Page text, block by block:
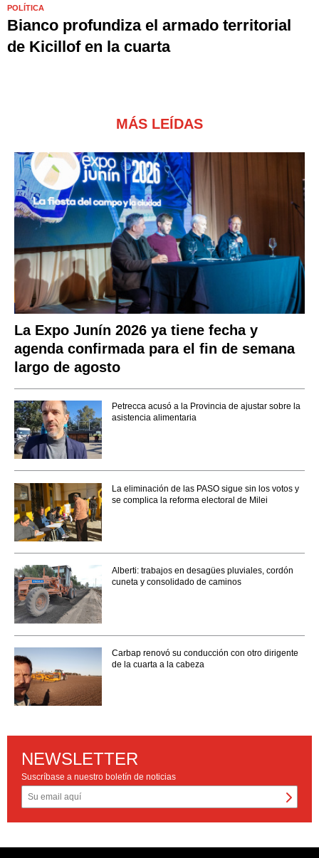
POLÍTICA
Bianco profundiza el armado territorial
de Kicillof en la cuarta
MÁS LEÍDAS
La Expo Junín 2026 ya tiene fecha y
agenda confirmada para el fin de semana
largo de agosto
Petrecca acusó a la Provincia de ajustar sobre la
asistencia alimentaria
La eliminación de las PASO sigue sin los votos y
se complica la reforma electoral de Milei
Alberti: trabajos en desagües pluviales, cordón
cuneta y consolidado de caminos
Carbap renovó su conducción con otro dirigente
de la cuarta a la cabeza
NEWSLETTER
Suscríbase a nuestro boletín de noticias